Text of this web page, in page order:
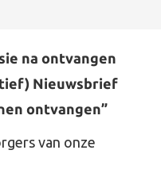
na ontvangen
Nieuwsbrief
ontvangen”
van onze